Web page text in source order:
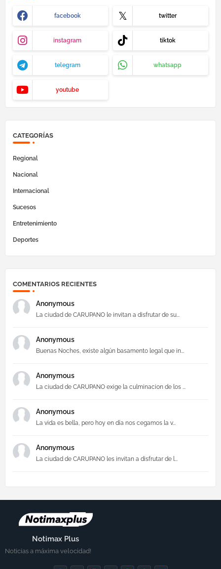
facebook twitter
instagram tiktok
telegram whatsapp
youtube
CATEGORÍAS
Regional
Nacional
Internacional
Sucesos
Entretenimiento
Deportes
COMENTARIOS RECIENTES
Anonymous
La ciudad de CARUPANO le invitan a disfrutar de su...
Anonymous
Buenas Noches, existe algún basamento legal que in...
Anonymous
La ciudad de CARUPANO exige la culminacion de los ...
Anonymous
La vida es bella, pero hoy en día nos cegamos la v...
Anonymous
La ciudad de CARUPANO les invitan a disfrutar de l...
Notimax Plus
Noticias a máxima velocidad!